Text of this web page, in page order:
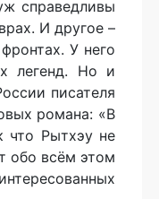
справедливы
И другое –
У него
легенд. Но и
писателя
романа: «В
что Рытхэу не
обо всём этом